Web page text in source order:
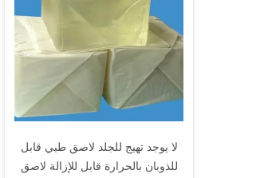
لا يوجد تهيج للجلد لاصق طبي قابل
للذوبان بالحرارة قابل للإزالة لاصق